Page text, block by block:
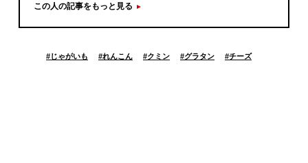
この人の記事をもっと見る
#じゃがいも #れんこん #クミン #グラタン #チーズ